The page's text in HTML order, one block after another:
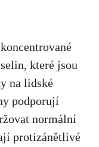
které jsou
na lidské
podporují
normální
protizánětlivé